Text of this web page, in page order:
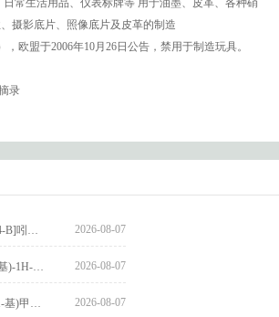
日常生活用品、仪表标牌等 用于油墨、皮革、各种硝
摄影底片、照像底片及皮革的制造
，欧盟于2006年10月26日公告，禁用于制造玩具。
录
2026-08-07
2026-08-07
2026-08-07